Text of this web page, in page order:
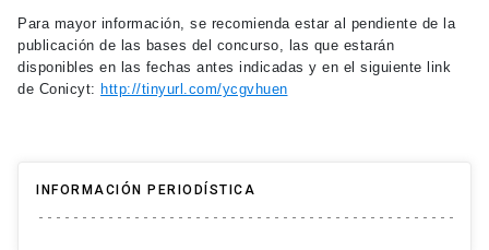
Para mayor información, se recomienda estar al pendiente de la
publicación de las bases del concurso, las que estarán
disponibles en las fechas antes indicadas y en el siguiente link
de Conicyt: http://tinyurl.com/ycgvhuen
INFORMACIÓN PERIODÍSTICA